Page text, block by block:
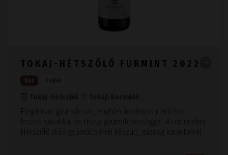
TOKAJ-HÉTSZŐLŐ FURMINT 2022
Elegánsan gyümölcsös, enyhén ásványos illatú bor
feszes savakkal és tiszta gyümölcsösséggel. A történelmi
Hétszőlő dűlő gyümölcséből készült, gazdag karakterrel.